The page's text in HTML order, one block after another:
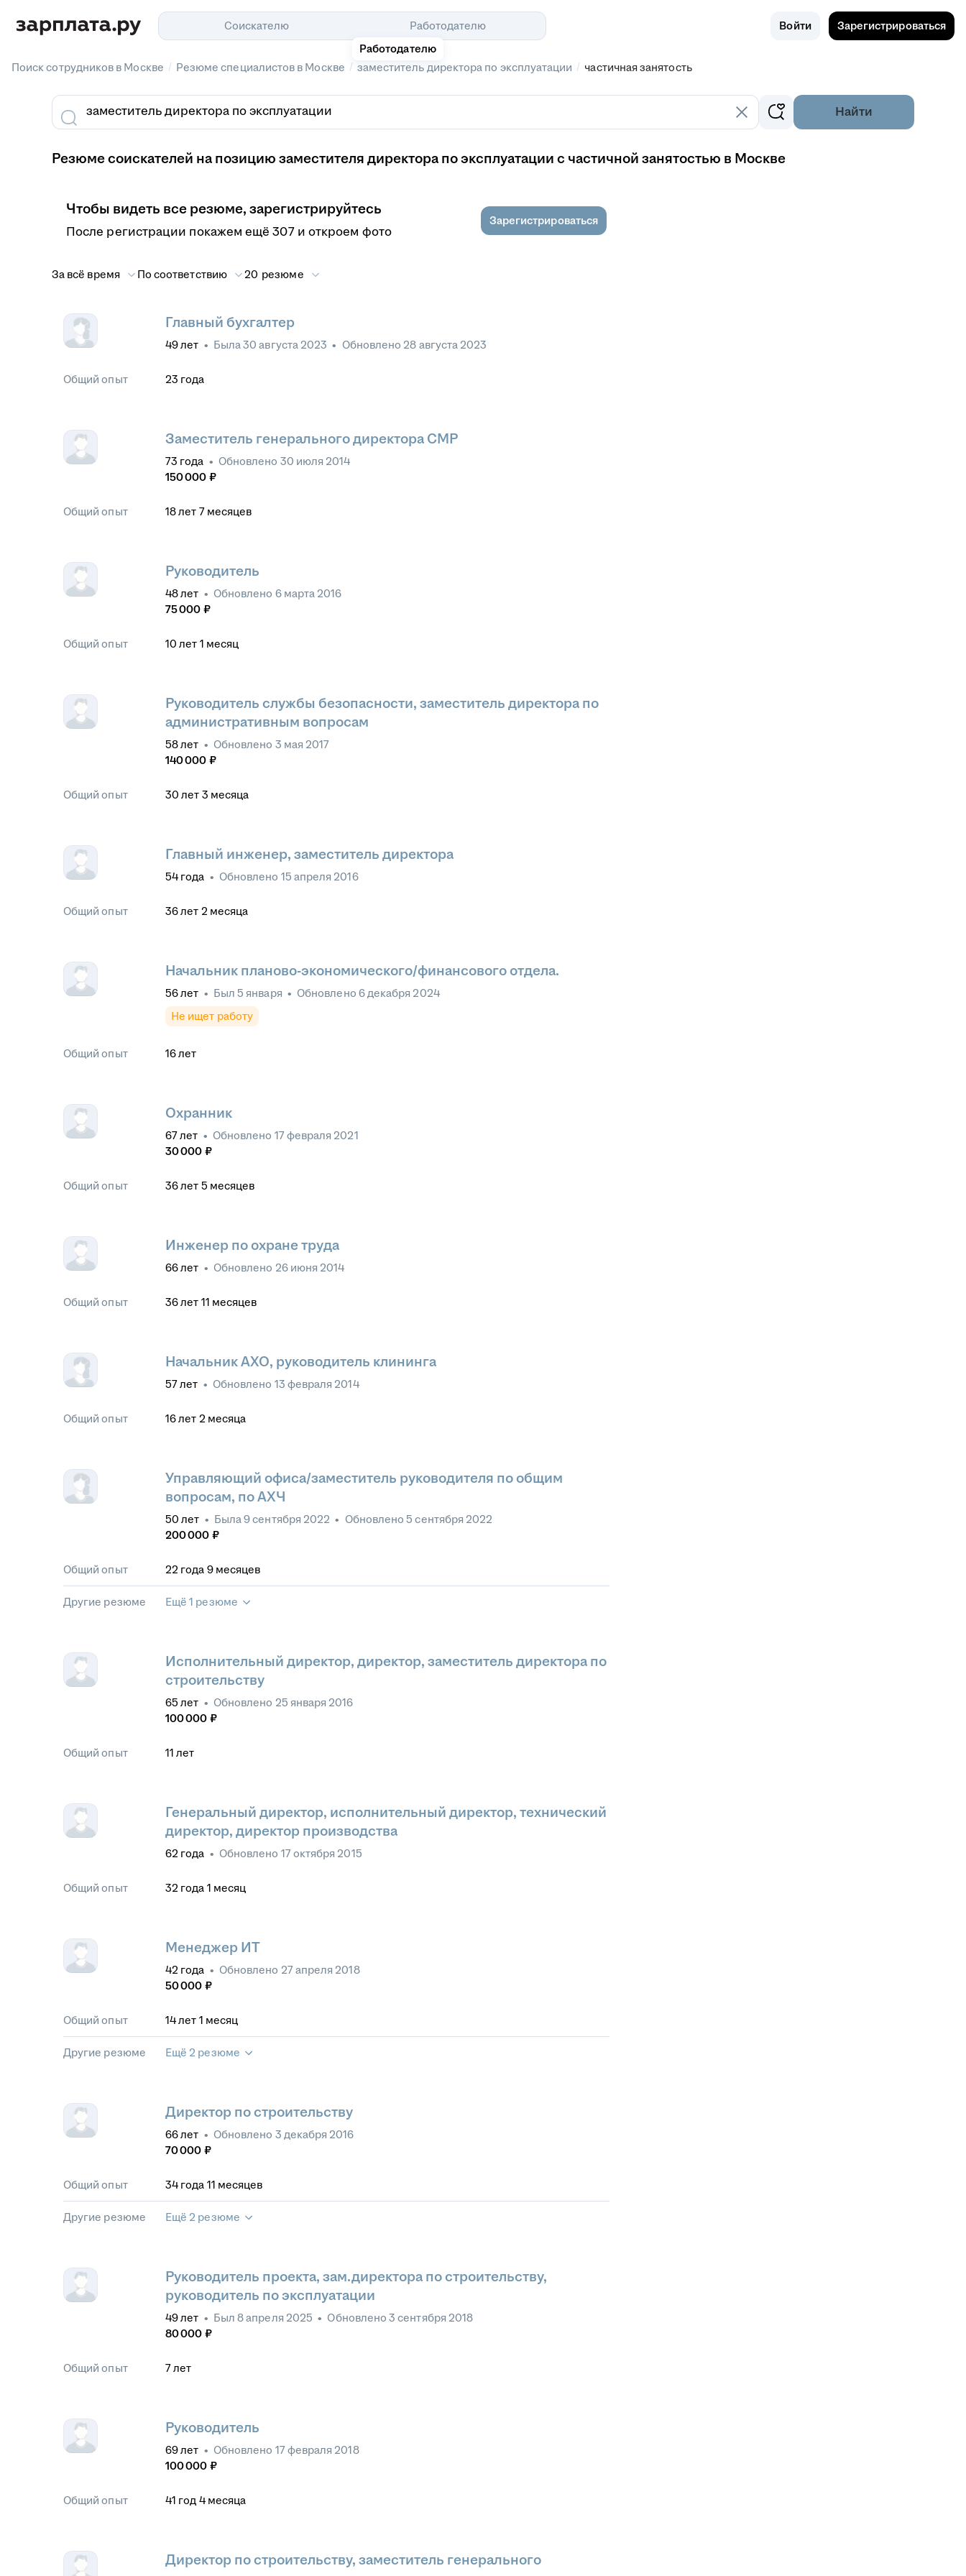
Соискателю
Работодателю
Работодателю
Войти Зарегистрироваться
Поиск сотрудников в Москве / Резюме специалистов в Москве / заместитель директора по эксплуатации / частичная занятость
Найти
Резюме соискателей на позицию заместителя директора по эксплуатации с частичной занятостью в Москве
Чтобы видеть все резюме, зарегистрируйтесь
После регистрации покажем ещё 307 и откроем фото
Зарегистрироваться
За всё время По соответствию 20 резюме
Главный бухгалтер
49лет • Была30 августа 2023 • Обновлено 28 августа 2023
Общий опыт 23 года
Заместитель генерального директора СМР
73 года • Обновлено 30 июля 2014
150 000 ₽
Общий опыт 18лет 7 месяцев
Руководитель
48лет • Обновлено 6 марта 2016
75 000 ₽
Общий опыт 10 лет 1 месяц
Руководитель службы безопасности, заместитель директора по
административным вопросам
58лет • Обновлено 3 мая 2017
140 000 ₽
Общий опыт 30 лет 3 месяца
Главный инженер, заместитель директора
54 года • Обновлено 15 апреля 2016
Общий опыт 36лет 2 месяца
Начальник планово-экономического/финансового отдела.
56лет • Был 5 января • Обновлено 6 декабря 2024
Не ищет работу
Общий опыт 16лет
Охранник
67лет • Обновлено 17 февраля 2021
30 000 ₽
Общий опыт 36лет 5 месяцев
Инженер по охране труда
66лет • Обновлено 26 июня 2014
Общий опыт 36лет 11 месяцев
Начальник АХО, руководитель клининга
57лет • Обновлено 13 февраля 2014
Общий опыт 16лет 2 месяца
Управляющий офиса/заместитель руководителя по общим
вопросам, по АХЧ
50 лет • Была9 сентября 2022 • Обновлено5 сентября 2022
200 000 ₽
Общий опыт 22 года 9 месяцев
Другие резюме Ещё 1 резюме
Исполнительный директор, директор, заместитель директора по
строительству
65 лет • Обновлено 25 января 2016
100 000 ₽
Общий опыт 11 лет
Генеральный директор, исполнительный директор, технический
директор, директор производства
62 года • Обновлено 17 октября 2015
Общий опыт 32 года 1 месяц
Менеджер ИТ
42 года • Обновлено 27 апреля 2018
50 000 ₽
Общий опыт 14лет 1 месяц
Другие резюме Ещё 2 резюме
Директор по строительству
66лет • Обновлено 3 декабря 2016
70 000 ₽
Общий опыт 34 года 11 месяцев
Другие резюме Ещё 2 резюме
Руководитель проекта, зам.директора по строительству,
руководитель по эксплуатации
49лет • Был 8 апреля 2025 • Обновлено3 сентября 2018
80 000 ₽
Общий опыт 7лет
Руководитель
69лет • Обновлено 17 февраля 2018
100 000 ₽
Общий опыт 41 год 4 месяца
Директор по строительству, заместитель генерального